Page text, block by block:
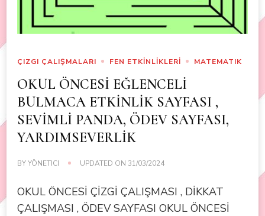
ÇIZGI ÇALIŞMALARI FEN ETKİNLİKLERİ MATEMATIK
OKUL ÖNCESİ EĞLENCELİ
BULMACA ETKİNLİK SAYFASI ,
SEVİMLİ PANDA, ÖDEV SAYFASI,
YARDIMSEVERLİK
BYYÖNETICI UPDATED ON 31/03/2024
OKUL ÖNCESİ ÇİZGİ ÇALIŞMASI , DİKKAT
ÇALIŞMASI , ÖDEV SAYFASI OKUL ÖNCESİ